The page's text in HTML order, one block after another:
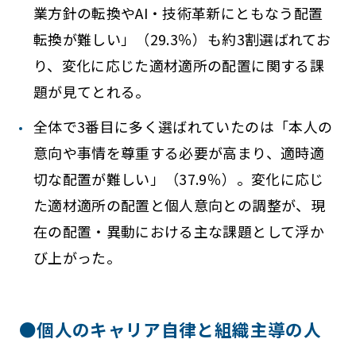
業方針の転換やAI・技術革新にともなう配置
転換が難しい」（29.3％）も約3割選ばれてお
り、変化に応じた適材適所の配置に関する課
題が見てとれる。
全体で3番目に多く選ばれていたのは「本人の
意向や事情を尊重する必要が高まり、適時適
切な配置が難しい」（37.9％）。変化に応じ
た適材適所の配置と個人意向との調整が、現
在の配置・異動における主な課題として浮か
び上がった。
●個人のキャリア自律と組織主導の人